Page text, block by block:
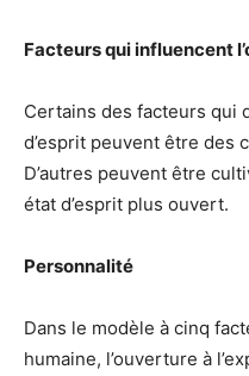
Facteurs qui influencent
Certains des facteurs qui
d’esprit peuvent être des
D’autres peuvent être
état d’esprit plus ouvert.
Personnalité
Dans le modèle à cinq
humaine, l’ouverture à